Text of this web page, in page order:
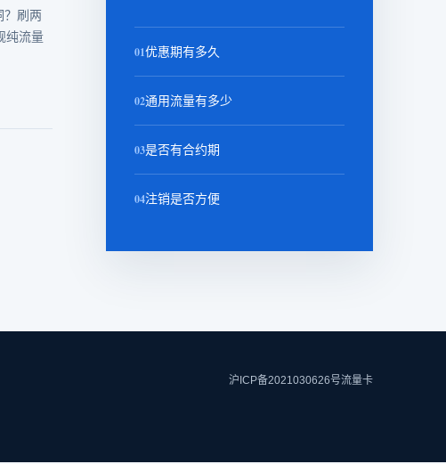
？刷两
纯流量
01优惠期有多久
02通用流量有多少
03是否有合约期
04注销是否方便
沪ICP备2021030626号流量卡